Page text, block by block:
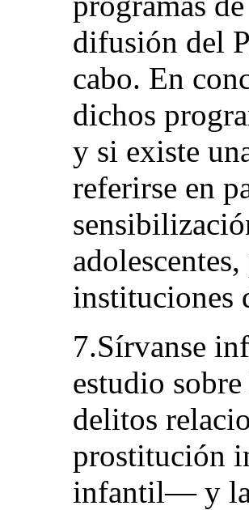
difusión del
cabo. En
dichos
y si existe
referirse en
instituciones
7.Sírvanse
estudio
delitos
prostitución
infantil— y la